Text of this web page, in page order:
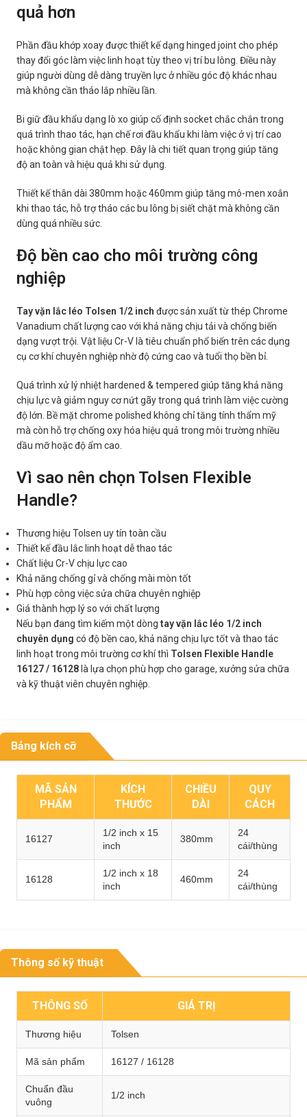
quả hơn
Phần đầu khớp xoay được thiết kế dạng hinged joint cho phép
thay đổi góc làm việc linh hoạt tùy theo vị trí bu lông. Điều này
giúp người dùng dễ dàng truyền lực ở nhiều góc độ khác nhau
mà không cần tháo lắp nhiều lần.
Bi giữ đầu khẩu dạng lò xo giúp cố định socket chắc chắn trong
quá trình thao tác, hạn chế rơi đầu khẩu khi làm việc ở vị trí cao
hoặc không gian chật hẹp. Đây là chi tiết quan trọng giúp tăng
độ an toàn và hiệu quả khi sử dụng.
Thiết kế thân dài 380mm hoặc 460mm giúp tăng mô-men xoắn
khi thao tác, hỗ trợ tháo các bu lông bị siết chặt mà không cần
dùng quá nhiều sức.
Độ bền cao cho môi trường công
nghiệp
Tay vặn lắc léo Tolsen 1/2 inch được sản xuất từ thép Chrome
Vanadium chất lượng cao với khả năng chịu tải và chống biến
dạng vượt trội. Vật liệu Cr-V là tiêu chuẩn phổ biến trên các dụng
cụ cơ khí chuyên nghiệp nhờ độ cứng cao và tuổi thọ bền bỉ.
Quá trình xử lý nhiệt hardened & tempered giúp tăng khả năng
chịu lực và giảm nguy cơ nứt gãy trong quá trình làm việc cường
độ lớn. Bề mặt chrome polished không chỉ tăng tính thẩm mỹ
mà còn hỗ trợ chống oxy hóa hiệu quả trong môi trường nhiều
dầu mỡ hoặc độ ẩm cao.
Vì sao nên chọn Tolsen Flexible
Handle?
Thương hiệu Tolsen uy tín toàn cầu
Thiết kế đầu lắc linh hoạt dễ thao tác
Chất liệu Cr-V chịu lực cao
Khả năng chống gỉ và chống mài mòn tốt
Phù hợp công việc sửa chữa chuyên nghiệp
Giá thành hợp lý so với chất lượng
Nếu bạn đang tìm kiếm một dòngtay vặn lắc léo 1/2 inch
chuyên dụng có độ bền cao, khả năng chịu lực tốt và thao tác
linh hoạt trong môi trường cơ khí thì Tolsen Flexible Handle
16127 / 16128 là lựa chọn phù hợp cho garage, xưởng sửa chữa
và kỹ thuật viên chuyên nghiệp.
Bảng kích cỡ
MÃ SẢN
PHẨM
KÍCH
THƯỚC
CHIỀU
DÀI
QUY
CÁCH
16127
1/2 inch x 15
inch
380mm
24
cái/thùng
16128
1/2 inch x 18
inch
460mm
24
cái/thùng
Thông số kỹ thuật
THÔNG SỐ GIÁ TRỊ
Thương hiệu Tolsen
Mã sản phẩm 16127 / 16128
Chuẩn đầu
vuông
1/2 inch